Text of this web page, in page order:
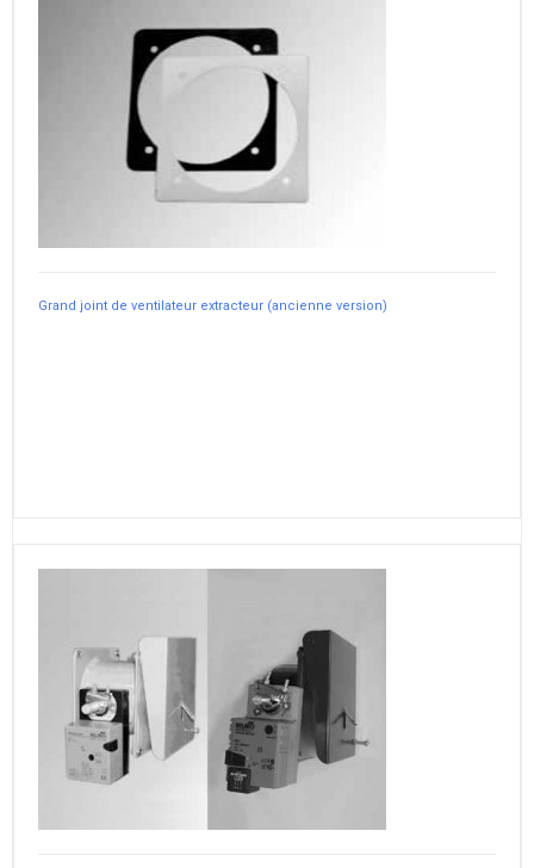
Grand joint de ventilateur extracteur (ancienne version)